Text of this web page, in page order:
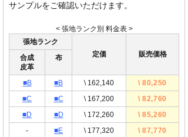
サンプルをご確認いただけます。
< 張地ランク別 料金表 >
張地ランク
定価
販売価格
合成
皮革
布
■B ■B \ 162,140
\ 80,250
■C
■C \ 167,200
\ 82,760
■D
■D \ 172,260
\ 85,260
-
■E \ 177,320 \ 87,770